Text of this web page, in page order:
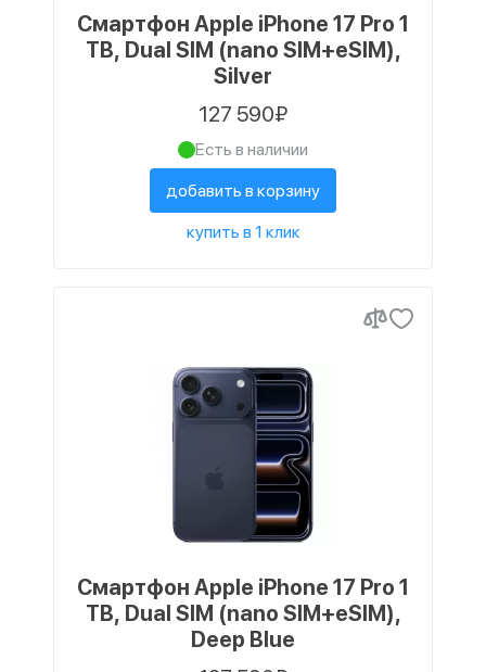
Смартфон Apple iPhone 17 Pro 1
TB, Dual SIM (nano SIM+eSIM),
Silver
127 590₽
Есть в наличии
добавить в корзину
купить в 1 клик
Смартфон Apple iPhone 17 Pro 1
TB, Dual SIM (nano SIM+eSIM),
Deep Blue